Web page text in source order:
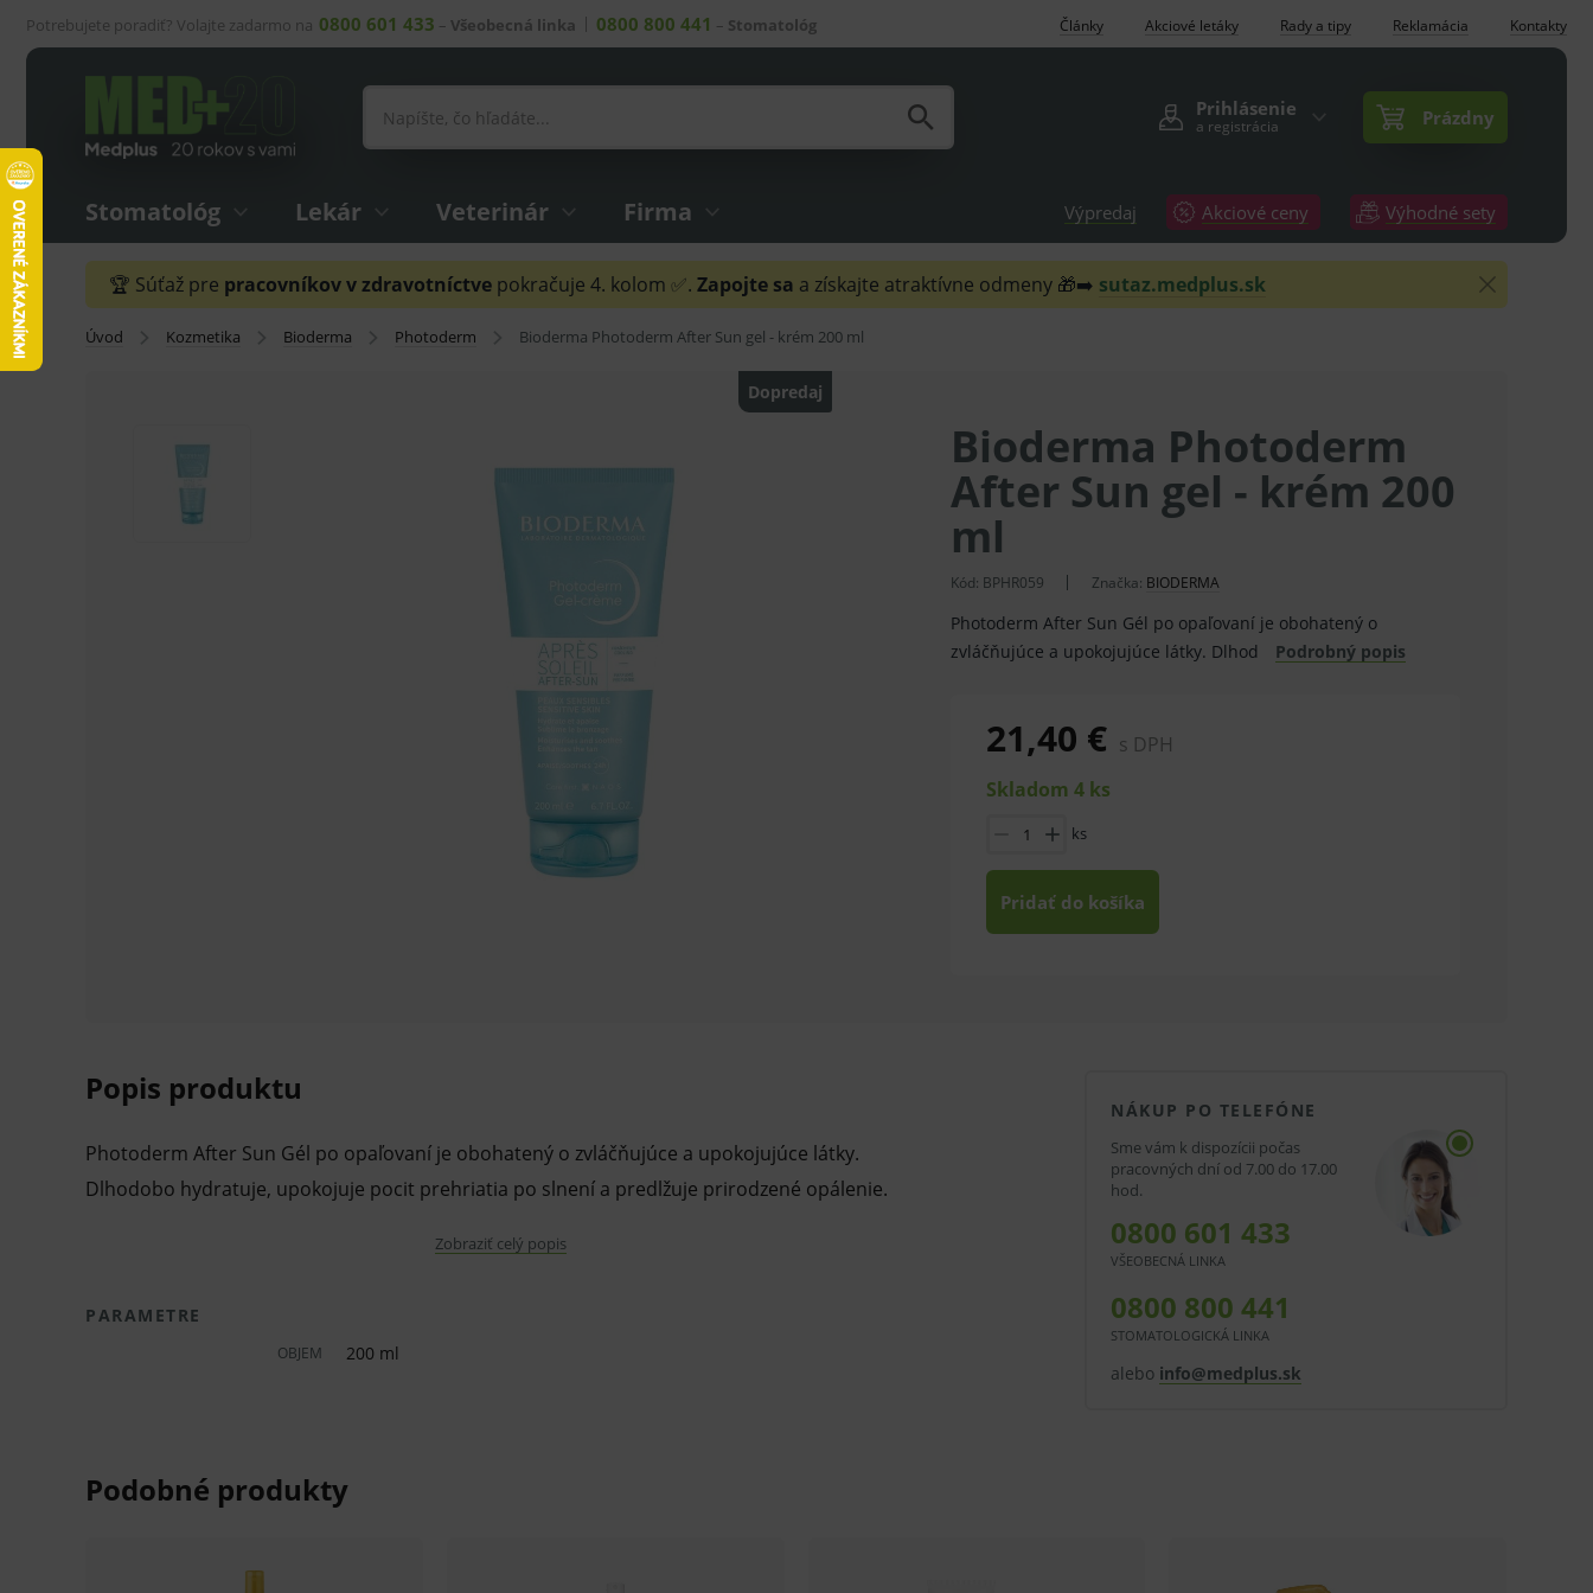
Potrebujete poradiť? Volajte zadarmo na 0800 601 433 – Všeobecná linka 0800 800 441 – Stomatológ Články Akciové letáky Rady a tipy Reklamácia Kontakty
Prihlásenie
a registrácia Prázdny
Stomatológ Lekár Veterinár Firma Výpredaj Akciové ceny Výhodné sety
🏆 Súťaž pre pracovníkov v zdravotníctve pokračuje 4. kolom ✅. Zapojte sa a získajte atraktívne odmeny 🎁➡️ sutaz.medplus.sk
Úvod Kozmetika Bioderma Photoderm Bioderma Photoderm After Sun gel - krém 200 ml
Dopredaj
Bioderma Photoderm
After Sun gel - krém 200
ml
Kód: BPHR059 Značka: BIODERMA
Photoderm After Sun Gél po opaľovaní je obohatený o
zvláčňujúce a upokojujúce látky. Dlhod
Podrobný popis
21,40 € s DPH
Skladom 4 ks
ks
Pridať do košíka
Popis produktu
Photoderm After Sun Gél po opaľovaní je obohatený o zvláčňujúce a upokojujúce látky.
Dlhodobo hydratuje, upokojuje pocit prehriatia po slnení a predlžuje prirodzené opálenie.
After Sun gél osviežuje, hydratuje a upokojuje pokožku vystavenú slnku. Pomáha uchovávať
poškodením, napomáha regeneracii a bojuje proti predčasnému starnutiu pokožky.
Dlhodobo hydratuje pokožku.
Zobraziť celý popis
PARAMETRE
OBJEM 200 ml
NÁKUP PO TELEFÓNE
Sme vám k dispozícii počas
pracovných dní od 7.00 do 17.00
hod.
0800 601 433
VŠEOBECNÁ LINKA
0800 800 441
STOMATOLOGICKÁ LINKA
alebo info@medplus.sk